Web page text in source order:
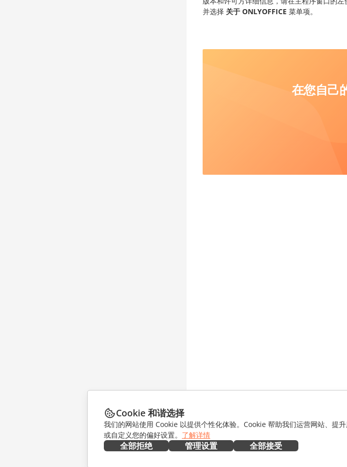
并选择 关于 ONLYOFFICE 菜单项。
在您自己
Cookie 和谐选择
我们的网站使用 Cookie 以提供个性化体验。Cookie 帮助我们运营网站、提
或自定义您的偏好设置。 了解详情
全部拒绝 管理设置 全部接受